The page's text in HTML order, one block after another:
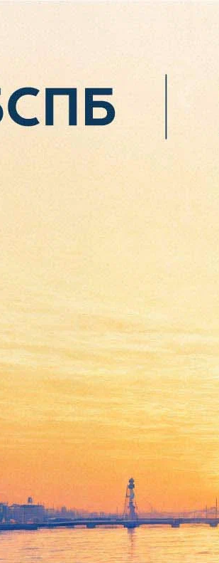
приз
приз президента Франции.
в Париже в тридцать седьмой раз,
Вадим Гаглоев считает такой успех
состоит в том, что